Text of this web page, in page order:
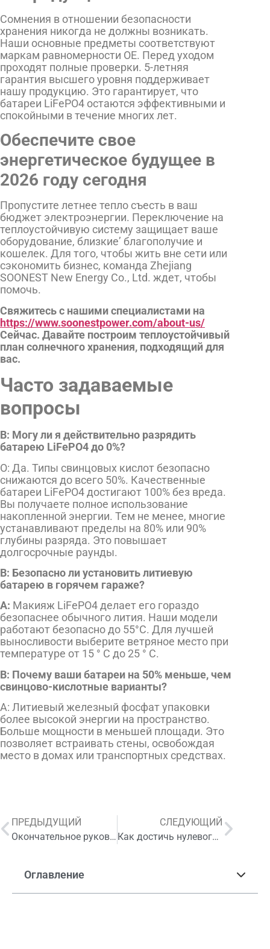
Сомнения в отношении безопасности
хранения никогда не должны возникать.
Наши основные предметы соответствуют
маркам равномерности OE. Перед уходом
проходят полные проверки. 5-летняя
гарантия высшего уровня поддерживает
нашу продукцию. Это гарантирует, что
батареи LiFePO4 остаются эффективными и
спокойными в течение многих лет.
Обеспечите свое
энергетическое будущее в
2026 году сегодня
Пропустите летнее тепло съесть в ваш
бюджет электроэнергии. Переключение на
теплоустойчивую систему защищает ваше
оборудование, близкие’ благополучие и
кошелек. Для того, чтобы жить вне сети или
сэкономить бизнес, команда Zhejiang
SOONEST New Energy Co., Ltd. ждет, чтобы
помочь.
Свяжитесь с нашими специалистами на
https://www.soonestpower.com/about-us/
Сейчас. Давайте построим теплоустойчивый
план солнечного хранения, подходящий для
вас.
Часто задаваемые
вопросы
В: Могу ли я действительно разрядить
батарею LiFePO4 до 0%?
О: Да. Типы свинцовых кислот безопасно
снижаются до всего 50%. Качественные
батареи LiFePO4 достигают 100% без вреда.
Вы получаете полное использование
накопленной энергии. Тем не менее, многие
устанавливают пределы на 80% или 90%
глубины разряда. Это повышает
долгосрочные раунды.
В: Безопасно ли установить литиевую
батарею в горячем гараже?
А: Макияж LiFePO4 делает его гораздо
безопаснее обычного лития. Наши модели
работают безопасно до 55°C. Для лучшей
выносливости выберите ветряное место при
температуре от 15 ° C до 25 ° C.
В: Почему ваши батареи на 50% меньше, чем
свинцово-кислотные варианты?
А: Литиевый железный фосфат упаковки
более высокой энергии на пространство.
Больше мощности в меньшей площади. Это
позволяет встраивать стены, освобождая
место в домах или транспортных средствах.
ПРЕДЫДУЩИЙ
Окончательное руководство по модернизации бытовой техники постоянного тока в 2026 году для жизни вне сети
СЛЕДУЮЩИЙ
Как достичь нулевого счета за электроэнергию с бытовой техникой постоянного тока в 2026 году
Оглавление